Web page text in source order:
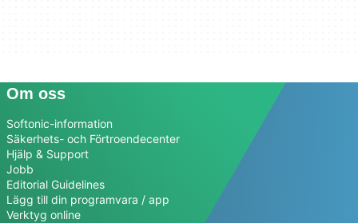
Om oss
Softonic-information
Säkerhets- och Förtroendecenter
Hjälp & Support
Jobb
Editorial Guidelines
Lägg till din programvara / app
Verktyg online